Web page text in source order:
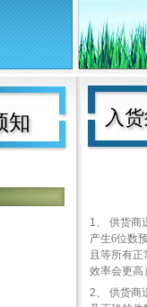
知 入
1、 供货商
产生6位数
且等所有
效率会更高）
2、 供货商